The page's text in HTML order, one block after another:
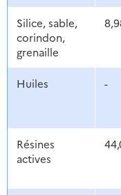
Silice, sable,
corindon,
grenaille
Huiles -
Résines
actives